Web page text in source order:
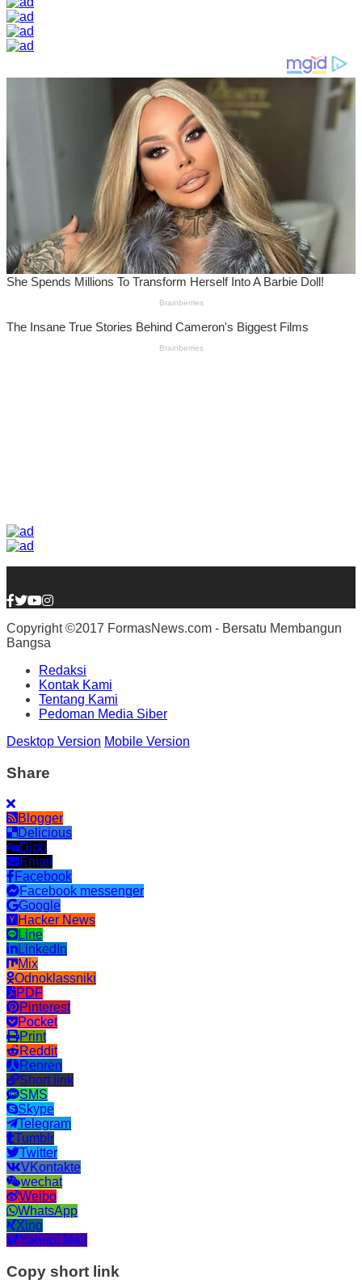
Copyright ©2017 FormasNews.com - Bersatu Membangun
Bangsa
Redaksi
Kontak Kami
Tentang Kami
Pedoman Media Siber
Desktop Version Mobile Version
Share
Blogger
Delicious
Digg
Email
Facebook
Facebook messenger
Google
Hacker News
Line
LinkedIn
Mix
Odnoklassniki
PDF
Pinterest
Pocket
Print
Reddit
Renren
Short link
SMS
Skype
Telegram
Tumblr
Twitter
VKontakte
wechat
Weibo
WhatsApp
Xing
Yahoo! Mail
Copy short link